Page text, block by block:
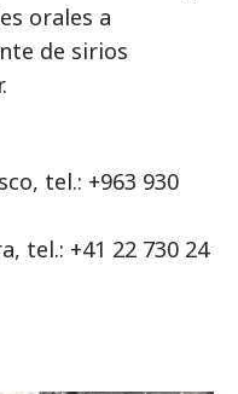
orales a
de sirios
tel.: +963 930
tel.: +41 22 730 24